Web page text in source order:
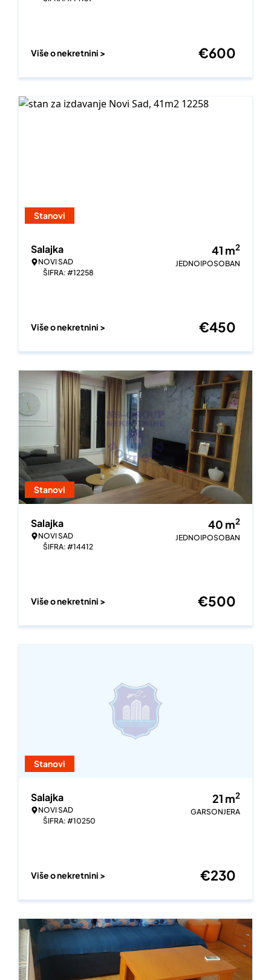
Više o nekretnini > €600
Stanovi
Salajka
NOVI SAD
ŠIFRA: #12258
41 m2
JEDNOIPOSOBAN
Više o nekretnini > €450
Stanovi
Salajka
NOVI SAD
ŠIFRA: #14412
40 m2
JEDNOIPOSOBAN
Više o nekretnini > €500
Stanovi
Salajka
NOVI SAD
ŠIFRA: #10250
21 m2
GARSONJERA
Više o nekretnini > €230